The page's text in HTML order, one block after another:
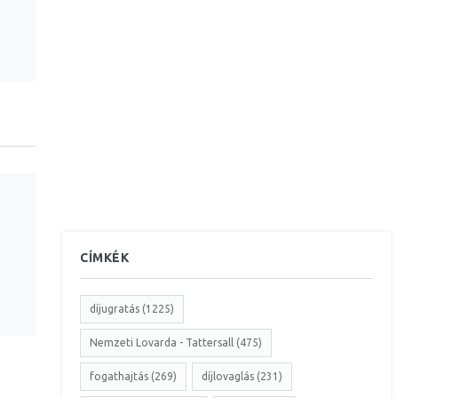
CÍMKÉK
díjugratás (1225)
Nemzeti Lovarda - Tattersall (475)
fogathajtás (269) díjlovaglás (231)